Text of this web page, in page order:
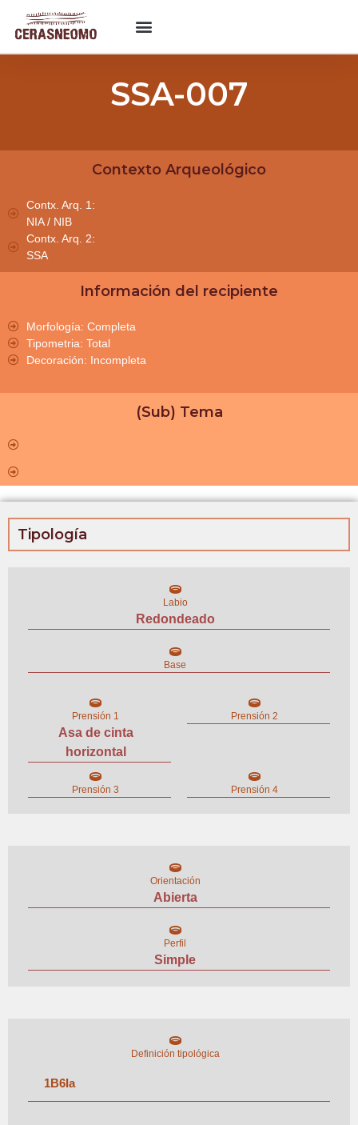
SSA-007
Contexto Arqueológico
Contx. Arq. 1:
NIA / NIB
Contx. Arq. 2:
SSA
Información del recipiente
Morfología: Completa
Tipometria: Total
Decoración: Incompleta
(Sub) Tema
Tipología
Labio
Redondeado
Base
Prensión 1
Asa de cinta
horizontal
Prensión 2
Prensión 3 Prensión 4
Orientación
Abierta
Perfil
Simple
Definición tipológica
1B6Ia